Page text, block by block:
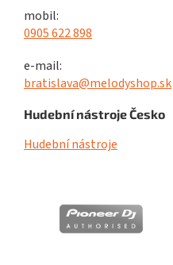
mobil:
0905 622 898
e-mail:
bratislava@melodyshop.sk
Hudební nástroje Česko
Hudební nástroje